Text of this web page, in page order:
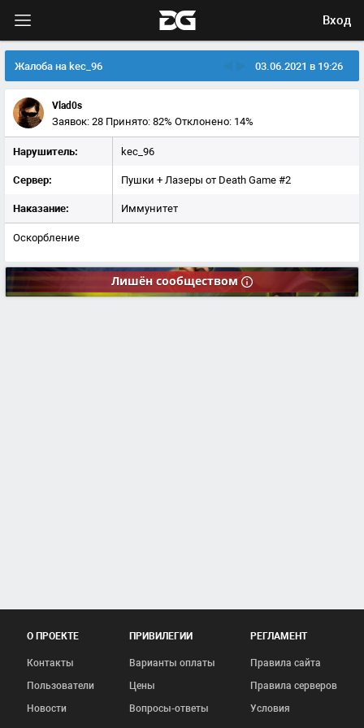
Вход
Жалоба на kec_96 03.06.2021 в 19:26
Vlad0s
Заявок: 28 Принято: 82% Отклонено: 14%
Нарушитель: kec_96
Сервер: Пушки + Лазеры от Death Game #2
Наказание: Иммунитет
Оскорбление
Лишён сообществом
О ПРОЕКТЕ
Контакты
Пользователи
Новости
ПРИВИЛЕГИИ
Варианты оплаты
Цены
Вопросы-ответы
РЕГЛАМЕНТ
Правила сайта
Правила серверов
Условия